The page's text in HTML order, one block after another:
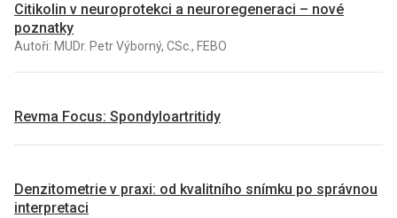
Citikolin v neuroprotekci a neuroregeneraci – nové
poznatky
Autoři: MUDr. Petr Výborný, CSc., FEBO
Revma Focus: Spondyloartritidy
Denzitometrie v praxi: od kvalitního snímku po správnou
interpretaci